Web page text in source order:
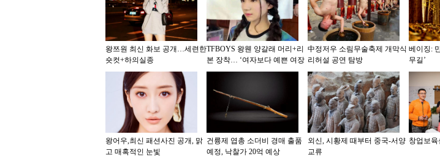
왕쯔원 최신 화보 공개…세련한
숏컷+하의실종
TFBOYS 왕웬 양갈래 머리+리
본 장착… ‘여자보다 예쁜 여장
미모’
中정저우 소림무술축제 개막식
리허설 공연 탐방
베이징:
무길’
왕어우,최신 패션사진 공개, 맑
고 매혹적인 눈빛
건륭제 엽총 소더비 경매 출품
예정, 낙찰가 20억 예상
외신, 시황제 때부터 중국-서양
교류
창업보